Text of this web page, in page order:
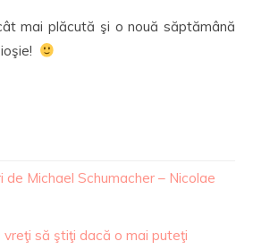
mai plăcută şi o nouă săptămână
de Michael Schumacher – Nicolae
să ştiţi dacă o mai puteţi